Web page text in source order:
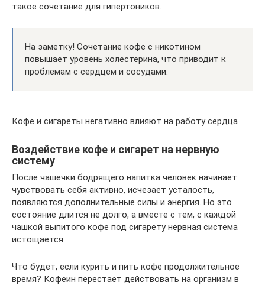
такое сочетание для гипертоников.
На заметку! Сочетание кофе с никотином
повышает уровень холестерина, что приводит к
проблемам с сердцем и сосудами.
Кофе и сигареты негативно влияют на работу сердца
Воздействие кофе и сигарет на нервную
систему
После чашечки бодрящего напитка человек начинает
чувствовать себя активно, исчезает усталость,
появляются дополнительные силы и энергия. Но это
состояние длится не долго, а вместе с тем, с каждой
чашкой выпитого кофе под сигарету нервная система
истощается.
Что будет, если курить и пить кофе продолжительное
время? Кофеин перестает действовать на организм в